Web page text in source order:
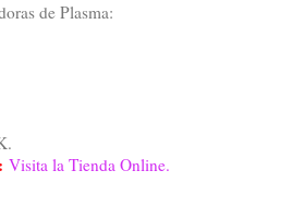
de Plasma:
: Visita la Tienda Online.